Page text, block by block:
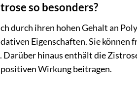
so besonders?
durch ihren hohen Gehalt an
Eigenschaften. Sie
Darüber hinaus enthält die
Wirkung beitragen.